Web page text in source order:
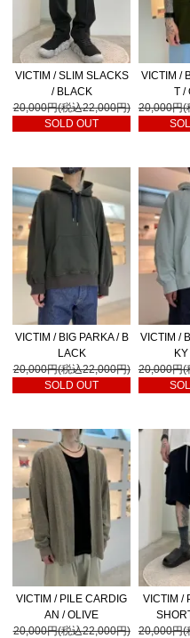
VICTIM / SLIM SLACKS
/ BLACK
20,000円(税込22,000円)
SOLD OUT
VICTIM /
T /
20,000円(
VICTIM / BIG PARKA / B
LACK
20,000円(税込22,000円)
SOLD OUT
VICTIM /
20,000円(
VICTIM / PILE CARDIG
AN / OLIVE
20,000円(税込22,000円)
VICTIM /
20,000円(